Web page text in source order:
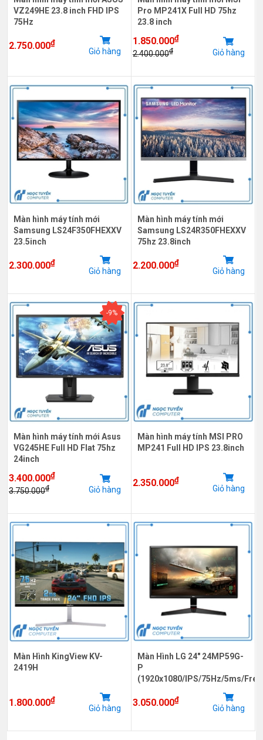
VZ249HE 23.8 inch FHD IPS
75Hz
2.750.000₫
Giỏ hàng
Pro MP241X Full HD 75hz
23.8 inch
1.850.000₫
2.400.000₫ Giỏ hàng
Màn hình máy tính mới
Samsung LS24F350FHEXXV
23.5inch
2.300.000₫
Giỏ hàng
Màn hình máy tính mới
Samsung LS24R350FHEXXV
75hz 23.8inch
2.200.000₫
Giỏ hàng
-9%
Màn hình máy tính mới Asus
VG245HE Full HD Flat 75hz
24inch
3.400.000₫
3.750.000₫ Giỏ hàng
Màn hình máy tính MSI PRO
MP241 Full HD IPS 23.8inch
2.350.000₫
Giỏ hàng
Màn Hình KingView KV-
2419H
1.800.000₫
Giỏ hàng
Màn Hình LG 24" 24MP59G-
P
(1920x1080/IPS/75Hz/5ms/
3.050.000₫
Giỏ hàng